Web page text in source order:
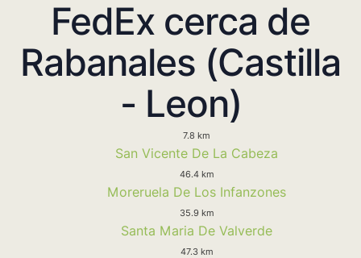
FedEx cerca de
Rabanales (Castilla
- Leon)
7.8 km
San Vicente De La Cabeza
46.4 km
Moreruela De Los Infanzones
35.9 km
Santa Maria De Valverde
47.3 km